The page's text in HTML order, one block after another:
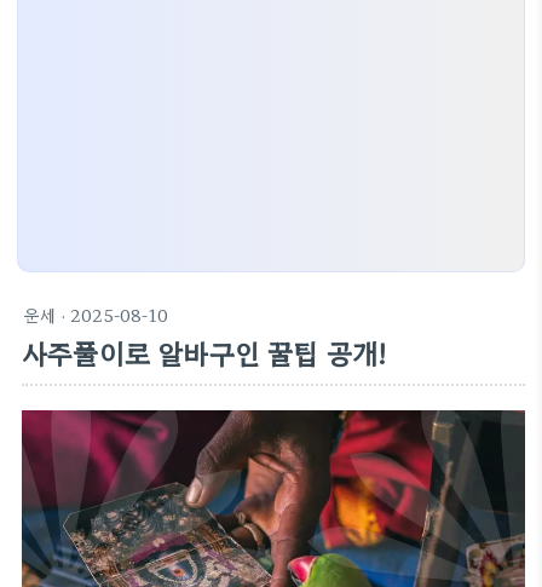
운세 · 2025-08-10
사주풀이로 알바구인 꿀팁 공개!